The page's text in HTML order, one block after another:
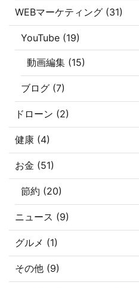
WEBマーケティング (31)
YouTube (19)
動画編集 (15)
ブログ (7)
ドローン (2)
健康 (4)
お金 (51)
節約 (20)
ニュース (9)
グルメ (1)
その他 (9)